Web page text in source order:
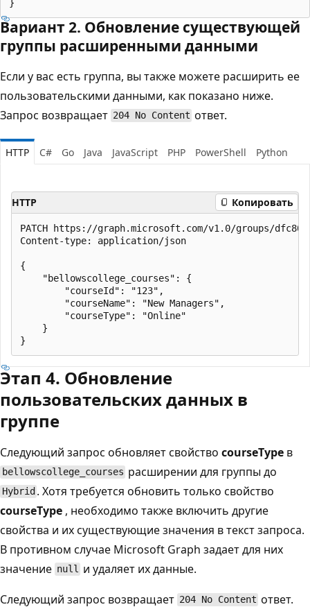
Вариант 2. Обновление существующей
группы расширенными данными
Если у вас есть группа, вы также можете расширить ее
пользовательскими данными, как показано ниже.
Запрос возвращает 204 No Content ответ.
HTTP C# Go Java JavaScript PHP PowerShell Python
HTTP Копировать
PATCH https://graph.microsoft.com/v1.0/groups/
Content-type: application/json
{
    "bellowscollege_courses": {
        "courseId": "123",
        "courseName": "New Managers",
        "courseType": "Online"
    }
Этап 4. Обновление
пользовательских данных в
группе
Следующий запрос обновляет свойство courseType в
bellowscollege_courses расширении для группы до
Hybrid . Хотя требуется обновить только свойство
courseType , необходимо также включить другие
свойства и их существующие значения в текст запроса.
В противном случае Microsoft Graph задает для них
значение null и удаляет их данные.
Следующий запрос возвращает 204 No Content ответ.